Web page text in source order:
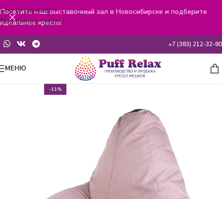
Skip to navigation
Skip to main content
Посетите наш выставочный зал в Новосибирске и подберите
идеальное кресло!
+7 (383) 212-32-80
МЕНЮ
-11%